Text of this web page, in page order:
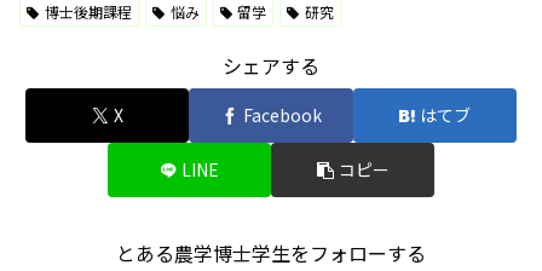
博士後期課程
悩み 留学 研究
シェアする
X Facebook はてブ
LINE コピー
とある農学博士学生をフォローする